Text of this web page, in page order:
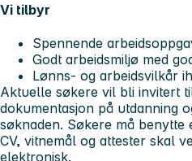
Vi tilbyr
Spennende
Godt arbeidsmiljø med
Lønns- og arbeidsvilkår
Aktuelle søkere vil bli invitert
dokumentasjon på utdanning
søknaden. Søkere må benytte
CV, vitnemål og attester skal
elektronisk.